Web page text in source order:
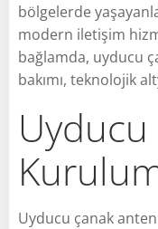
bölgelerde
modern iletişim
bağlamda, uyducu
bakımı, teknolojik
Uyducu çanak